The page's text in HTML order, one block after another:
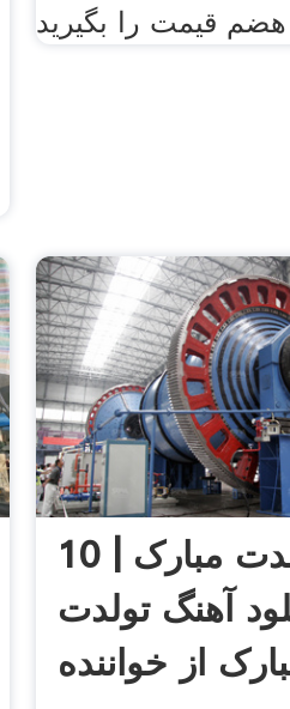
قیمت را بگیرید
10 آهنگ تولدت مبارک |
آهنگ تولدت
از خواننده